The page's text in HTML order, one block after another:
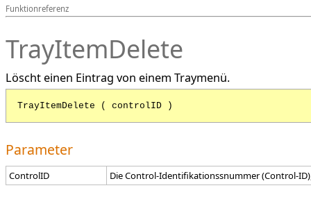
Funktionreferenz
TrayItemDelete
Löscht einen Eintrag von einem Traymenü.
TrayItemDelete ( controlID )
Parameter
ControlID Die Control-Identifikationssnummer (Control-